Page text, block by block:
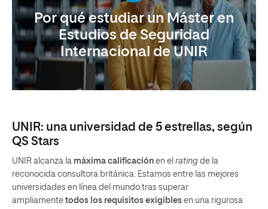
Por qué estudiar un Máster en
Estudios de Seguridad
Internacional de UNIR
UNIR: una universidad de 5 estrellas, según
QS Stars
UNIR alcanza la máxima calificación en el rating de la
reconocida consultora británica. Estamos entre las mejores
universidades en línea del mundo tras superar
ampliamente todos los requisitos exigibles en una rigurosa